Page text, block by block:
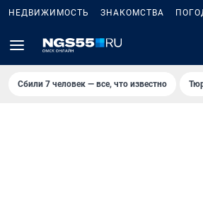
НЕДВИЖИМОСТЬ ЗНАКОМСТВА
Сбили 7 человек — все, что известно